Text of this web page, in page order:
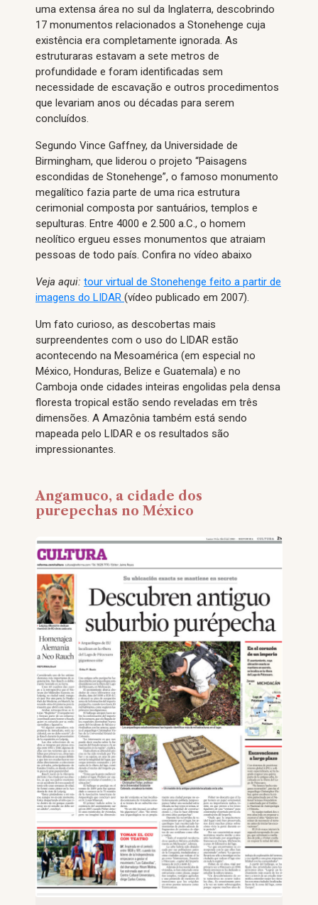
uma extensa área no sul da Inglaterra, descobrindo
17 monumentos relacionados a Stonehenge cuja
existência era completamente ignorada. As
estruturaras estavam a sete metros de
profundidade e foram identificadas sem
necessidade de escavação e outros procedimentos
que levariam anos ou décadas para serem
concluídos.
Segundo Vince Gaffney, da Universidade de
Birmingham, que liderou o projeto “Paisagens
escondidas de Stonehenge”, o famoso monumento
megalítico fazia parte de uma rica estrutura
cerimonial composta por santuários, templos e
sepulturas. Entre 4000 e 2.500 a.C., o homem
neolítico ergueu esses monumentos que atraiam
pessoas de todo país. Confira no vídeo abaixo
Veja aqui: tour virtual de Stonehenge feito a partir de
imagens do LIDAR (vídeo publicado em 2007).
Um fato curioso, as descobertas mais
surpreendentes com o uso do LIDAR estão
acontecendo na Mesoamérica (em especial no
México, Honduras, Belize e Guatemala) e no
Camboja onde cidades inteiras engolidas pela densa
floresta tropical estão sendo reveladas em três
dimensões. A Amazônia também está sendo
mapeada pelo LIDAR e os resultados são
impressionantes.
Angamuco, a cidade dos
purepechas no México